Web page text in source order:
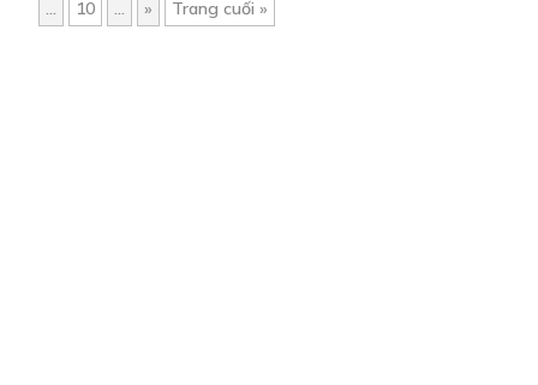
...
10 ... » Trang cuối »